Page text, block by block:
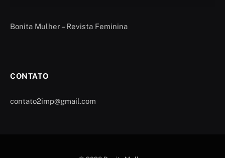
Bonita Mulher – Revista Feminina
CONTATO
contato2imp@gmail.com